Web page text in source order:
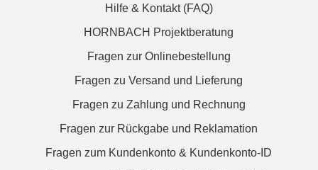
Hilfe & Kontakt (FAQ)
HORNBACH Projektberatung
Fragen zur Onlinebestellung
Fragen zu Versand und Lieferung
Fragen zu Zahlung und Rechnung
Fragen zur Rückgabe und Reklamation
Fragen zum Kundenkonto & Kundenkonto-ID